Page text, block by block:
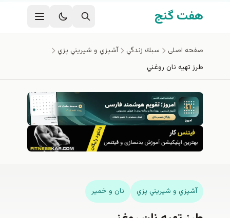
رفتن به محتوای اصلی
هفت گنج
صفحه اصلی سبك زندگي
آشپزي و شيريني پزي
طرز تهیه نان روغني
آشپزي و شيريني پزي نان و خمیر